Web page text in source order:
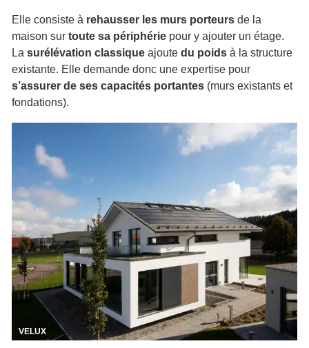
Elle consiste à rehausser les murs porteurs de la
maison sur toute sa périphérie pour y ajouter un étage.
La surélévation classique ajoute du poids à la structure
existante. Elle demande donc une expertise pour
s’assurer de ses capacités portantes (murs existants et
fondations).
VELUX